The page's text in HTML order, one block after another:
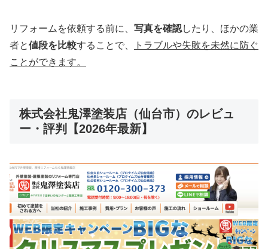
リフォームを依頼する前に、 写真を確認したり、ほかの業
者と値段を比較することで、
トラブルや失敗を未然に防ぐ
ことができます。
株式会社鬼澤塗装店（仙台市）のレビュ
ー・評判【2026年最新】